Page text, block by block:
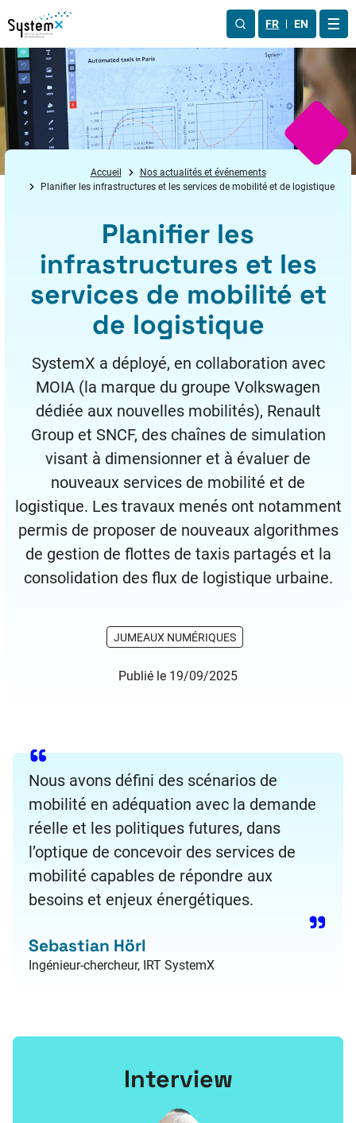
Aller au menu
Aller au contenu
Aller au pied de page
FR EN
Accueil
Nos actualités et événements
Planifier les infrastructures et les services de mobilité et de logistique
Planifier les
infrastructures et les
services de mobilité et
de logistique
SystemX a déployé, en collaboration avec
MOIA (la marque du groupe Volkswagen
dédiée aux nouvelles mobilités), Renault
Group et SNCF, des chaînes de simulation
visant à dimensionner et à évaluer de
nouveaux services de mobilité et de
logistique. Les travaux menés ont notamment
permis de proposer de nouveaux algorithmes
de gestion de flottes de taxis partagés et la
consolidation des flux de logistique urbaine.
JUMEAUX NUMÉRIQUES
Publié le 19/09/2025
Nous avons défini des scénarios de
mobilité en adéquation avec la demande
réelle et les politiques futures, dans
l’optique de concevoir des services de
mobilité capables de répondre aux
besoins et enjeux énergétiques.
Sebastian Hörl
Ingénieur-chercheur, IRT SystemX
Interview